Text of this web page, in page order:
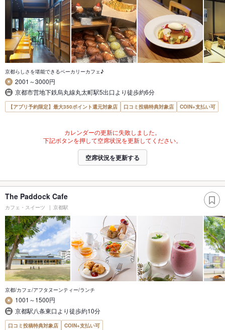
京都らしさを堪能できるベーカリーカフェ♪
2001～3000円
京都市営地下鉄烏丸線丸太町駅5出口より徒歩約6分
【アプリ予約限定】最大350ポイント還元対象店 口コミ投稿特典対象店 COIN+支払い可
カレンダーの更新に失敗しました。
下記ボタンを押して空席状況を更新してください。
空席状況を更新する
The Paddock Cafe
カフェ・スイーツ 京都駅
京都/カフェ/アフタヌーンティー/ランチ
1001～1500円
京都駅八条東口より徒歩約10分
口コミ投稿特典対象店 COIN+支払い可